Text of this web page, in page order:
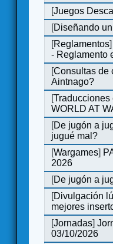
[Juegos
[Diseñando
[Reglamentos]
- Reglamento
[Consultas de
Aintnago?
[Traducciones
WORLD AT
[De jugón a
jugué mal?
[Wargames]
2026
[De jugón a
[Divulgación
mejores
[Jornadas]
03/10/2026